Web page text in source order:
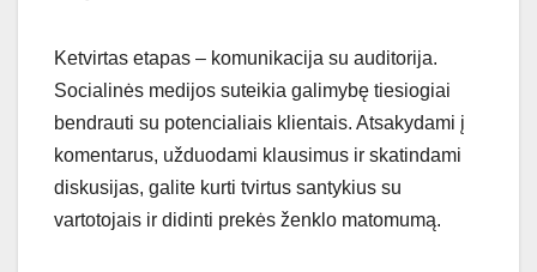
Ketvirtas etapas – komunikacija su auditorija.
Socialinės medijos suteikia galimybę tiesiogiai
bendrauti su potencialiais klientais. Atsakydami į
komentarus, užduodami klausimus ir skatindami
diskusijas, galite kurti tvirtus santykius su
vartotojais ir didinti prekės ženklo matomumą.